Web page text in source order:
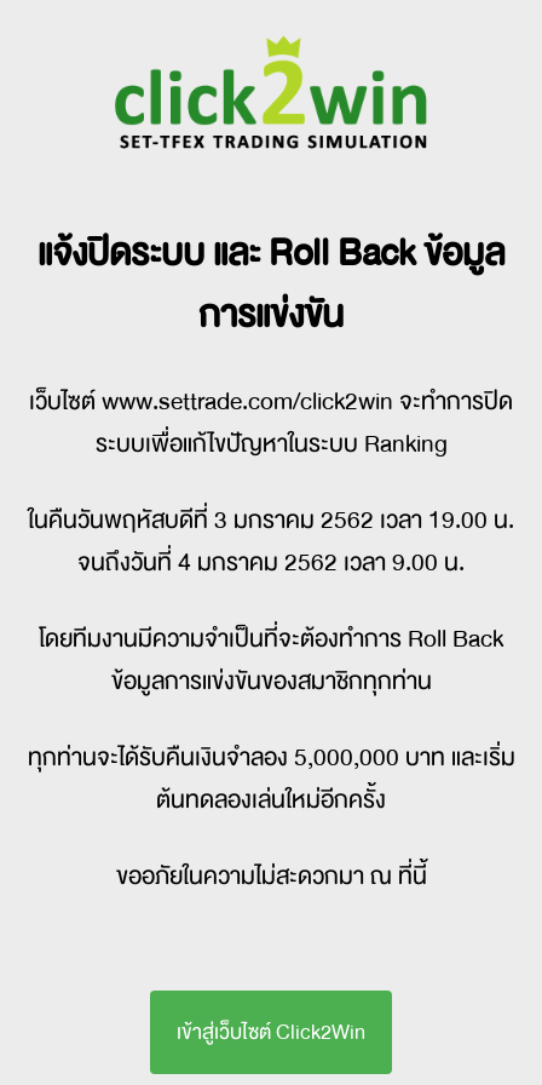
แจ้งปิดระบบ และ Roll Back ข้อมูล
การแข่งขัน
เว็บไซต์ www.settrade.com/click2win จะทำการปิด
ระบบเพื่อแก้ไขปัญหาในระบบ Ranking
ในคืนวันพฤหัสบดีที่ 3 มกราคม 2562 เวลา 19.00 น.
จนถึงวันที่ 4 มกราคม 2562 เวลา 9.00 น.
โดยทีมงานมีความจำเป็นที่จะต้องทำการ Roll Back
ข้อมูลการแข่งขันของสมาชิกทุกท่าน
ทุกท่านจะได้รับคืนเงินจำลอง 5,000,000 บาท และเริ่ม
ต้นทดลองเล่นใหม่อีกครั้ง
ขออภัยในความไม่สะดวกมา ณ ที่นี้
เข้าสู่เว็บไซต์ Click2Win